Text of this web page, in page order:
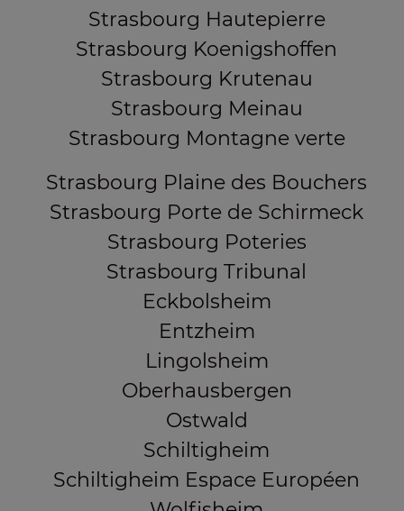
Strasbourg Hautepierre
Strasbourg Koenigshoffen
Strasbourg Krutenau
Strasbourg Meinau
Strasbourg Montagne verte
Strasbourg Plaine des Bouchers
Strasbourg Porte de Schirmeck
Strasbourg Poteries
Strasbourg Tribunal
Eckbolsheim
Entzheim
Lingolsheim
Oberhausbergen
Ostwald
Schiltigheim
Schiltigheim Espace Européen